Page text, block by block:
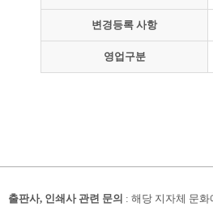
변경등록 사항
영업구분
출판사, 인쇄사 관련 문의 : 해당 지자체 문화